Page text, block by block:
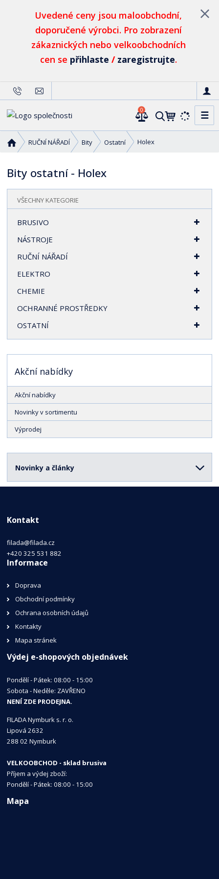
Uvedené ceny jsou maloobchodní,
doporučené výrobci. Pro zobrazení
zákaznických nebo velkoobchodních
cen se přihlaste / zaregistrujte.
V
a
0 ☰
v
d
r
a
a
RUČNÍ NÁŘADÍ Bity Ostatní Holex
Bity ostatní - Holex
VŠECHNY KATEGORIE
BRUSIVO
NÁSTROJE
RUČNÍ NÁŘADÍ
ELEKTRO
CHEMIE
OCHRANNÉ PROSTŘEDKY
OSTATNÍ
Akční nabídky
Akční nabídky
Novinky v sortimentu
Výprodej
Novinky a články
Kontakt
filada@filada.cz
+420 325 531 882
Informace
Doprava
Obchodní podmínky
Ochrana osobních údajů
Kontakty
Mapa stránek
Výdej e-shopových objednávek
Pondělí - Pátek: 08:00 - 15:00
Sobota - Neděle: ZAVŘENO
NENÍ ZDE PRODEJNA.
FILADA Nymburk s. r. o.
Lipová 2632
288 02 Nymburk
VELKOOBCHOD - sklad brusiva
Příjem a výdej zboží:
Pondělí - Pátek: 08:00 - 15:00
Mapa